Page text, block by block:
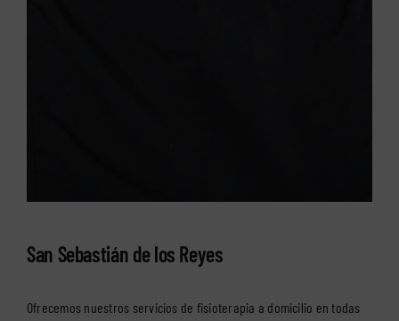
San Sebastián de los Reyes
Ofrecemos nuestros servicios de fisioterapia a domicilio en todas